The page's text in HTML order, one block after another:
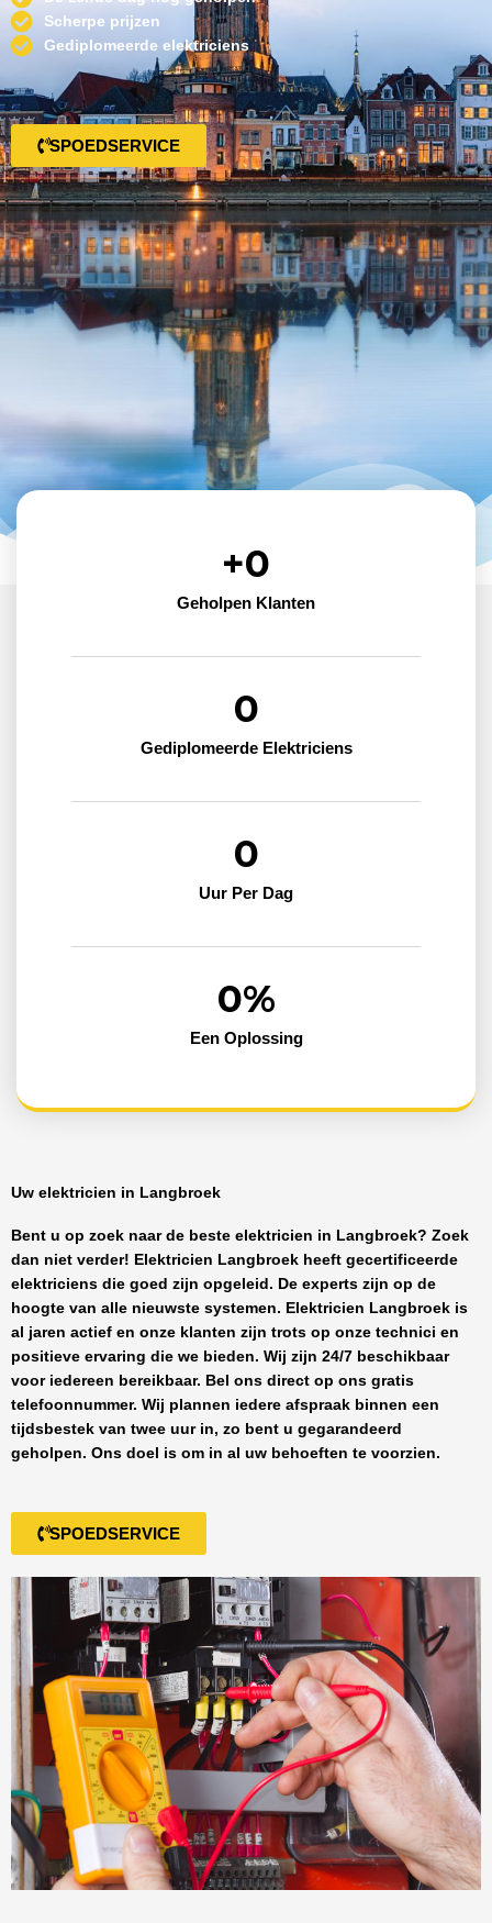
Scherpe prijzen
Gediplomeerde elektriciens
SPOEDSERVICE
Geholpen Klanten
+0
Gediplomeerde Elektriciens
0
Uur Per Dag
0
Een Oplossing
0%
Uw elektricien in Langbroek
Bent u op zoek naar de beste elektricien in Langbroek? Zoek
dan niet verder! Elektricien Langbroek heeft gecertificeerde
elektriciens die goed zijn opgeleid. De experts zijn op de
hoogte van alle nieuwste systemen. Elektricien Langbroek is
al jaren actief en onze klanten zijn trots op onze technici en
positieve ervaring die we bieden. Wij zijn 24/7 beschikbaar
voor iedereen bereikbaar. Bel ons direct op ons gratis
telefoonnummer. Wij plannen iedere afspraak binnen een
tijdsbestek van twee uur in, zo bent u gegarandeerd
geholpen. Ons doel is om in al uw behoeften te voorzien.
SPOEDSERVICE